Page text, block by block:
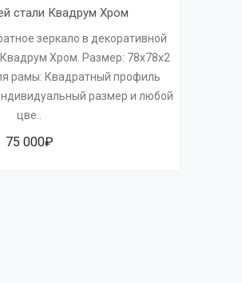
стали Квадрум Хром
зеркало в декоративной
Хром. Размер: 78х78х2
рамы: Квадратный профиль
размер и любой
цве..
75 000₽